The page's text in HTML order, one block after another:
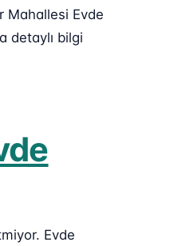
Mahallesi Evde
detaylı bilgi
Evde